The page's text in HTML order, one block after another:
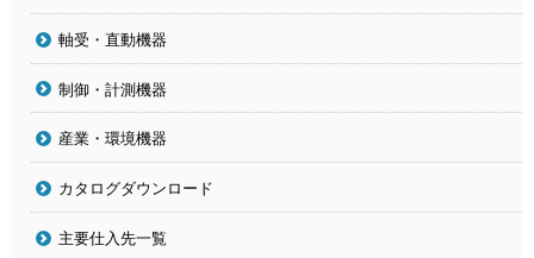
軸受・直動機器
制御・計測機器
産業・環境機器
カタログダウンロード
主要仕入先一覧